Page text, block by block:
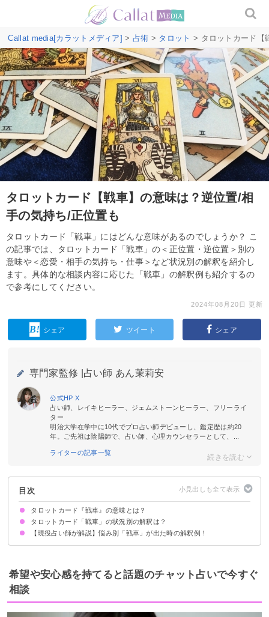
Callat media[カラットメディア] > 占術 > タロット > タロットカード【
タロットカード【戦車】の意味は？逆位置/相
手の気持ち/正位置も
タロットカード「戦車」にはどんな意味があるのでしょうか？ こ
の記事では、タロットカード「戦車」の＜正位置・逆位置＞別の
意味や＜恋愛・相手の気持ち・仕事＞など状況別の解釈を紹介し
ます。具体的な相談内容に応じた「戦車」の解釈例も紹介するの
で参考にしてください。
2024年08月20日 更新
シェア ツイート シェア
専門家監修 | 占い師 あん茉莉安
公式HP X
占い師、レイキヒーラー、ジェムストーンヒーラー、フリーライ
ター
明治大学在学中に10代でプロ占い師デビューし、鑑定歴は約20
年。ご先祖は陰陽師で、占い師、心理カウンセラーとして、...
ライターの記事一覧
目次
タロットカード『戦車』の意味とは？
絵柄の示す意味
正位置が出た時の基本的な意味・解釈
逆位置が出た時の基本的な意味・解釈
タロットカード「戦車」の状況別の解釈は？
恋愛｜正位置が出た時
恋愛｜逆位置が出た時
相手の気持ち｜正位置が出た時
相手の気持ち｜逆位置が出た時
復縁｜正位置が出た時
復縁｜逆位置が出た時
片思いの未来｜正位置が出た時
片思いの未来｜逆位置が出た時
仕事｜正位置が出た時
仕事｜逆位置が出た時
人間関係｜正位置が出た時
人間関係｜逆位置が出た時
金運｜正位置が出た時
金運｜逆位置が出た時
【現役占い師が解説】悩み別「戦車」が出た時の解釈例！
職場の人間関係について
片思い中の彼について
金運アップの方法について
希望や安心感を持てると話題のチャット占いで今すぐ
相談